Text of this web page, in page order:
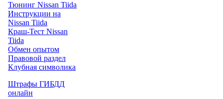
Тюнинг Nissan Tiida
Инструкции на
Nissan Tiida
Краш-Тест Nissan
Tiida
Обмен опытом
Правовой раздел
Клубная символика
Штрафы ГИБДД
онлайн